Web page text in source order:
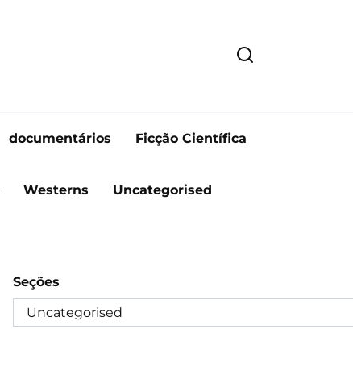
documentários Ficção Científica
Westerns Uncategorised
Seções